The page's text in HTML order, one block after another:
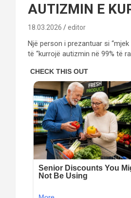
AUTIZMIN E
18.03.2026 editor
Një person i prezantuar si
të “kurrojë autizmin në 99% të